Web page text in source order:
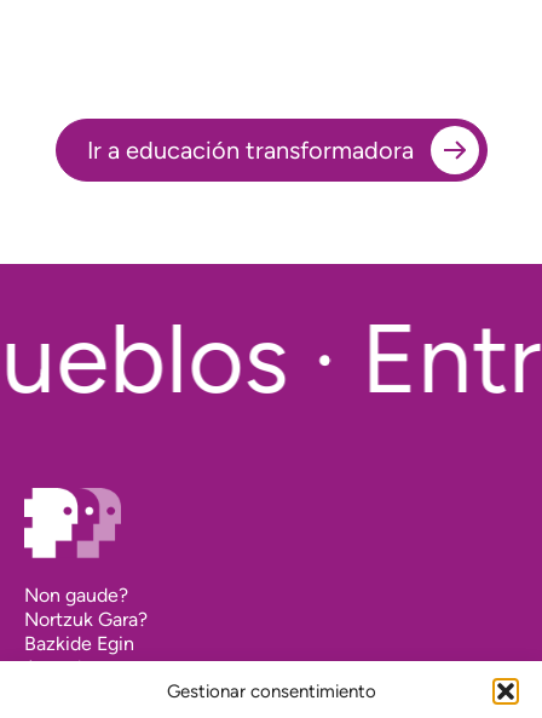
Gestionar consentimiento
Ir a educación transformadora
·
Non gaude?
Nortzuk Gara?
Bazkide Egin
Agenda